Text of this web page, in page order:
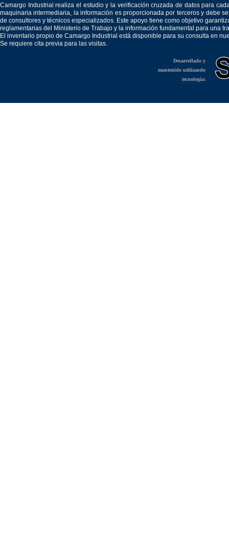
Camargo Industrial realiza el estudio y la verificación cruzada de datos para
maquinaria intermediaria, la información es proporcionada por terceros y debe
de consultores y técnicos especializados. Este apoyo tiene como objetivo
reglamentarias del Ministerio de Trabajo y la información fundamental para una
El inventario propio de Camargo Industrial está disponible para su consulta en
Se requiere cita previa para las visitas.
Desarrollado y
mantenido utilizando
tecnología: